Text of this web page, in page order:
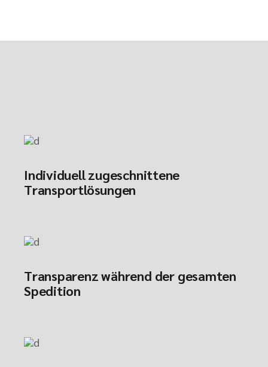
Individuell zugeschnittene
Transportlösungen
Transparenz während der gesamten
Spedition